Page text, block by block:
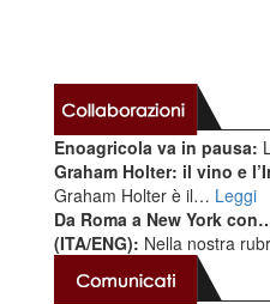
Enoagricola va in pausa:
Graham Holter: il vino e
Graham Holter è il… Leggi
Da Roma a New York
(ITA/ENG): Nella nostra